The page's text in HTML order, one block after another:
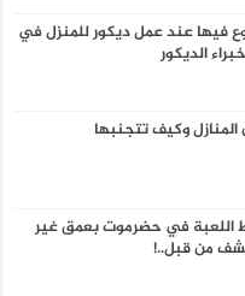
فيها عند عمل ديكور للمنزل في
وكيف تتجنبها
اللعبة في حضرموت بعمق غير
من قبل..!